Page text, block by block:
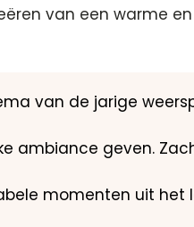
van een warme
van de jarige
ambiance geven.
momenten uit het